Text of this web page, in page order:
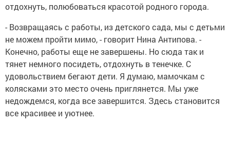
отдохнуть, полюбоваться красотой родного города.
- Возвращаясь с работы, из детского сада, мы с детьми
не можем пройти мимо, - говорит Нина Антипова. -
Конечно, работы еще не завершены. Но сюда так и
тянет немного посидеть, отдохнуть в тенечке. С
удовольствием бегают дети. Я думаю, мамочкам с
колясками это место очень приглянется. Мы уже
недождемся, когда все завершится. Здесь становится
все красивее и уютнее.